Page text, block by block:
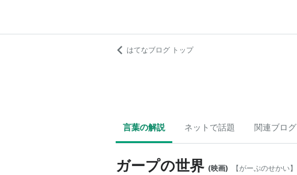
はてなブログ トップ
言葉の解説 ネットで話題 関連ブログ
ガープの世界 (映画) 【がーぷのせかい】